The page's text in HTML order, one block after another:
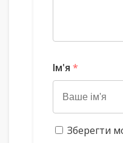
Ім'я *
Зберегти